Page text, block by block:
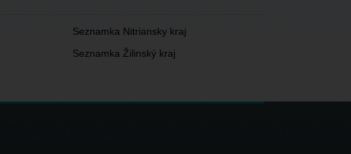
Seznamka Nitriansky kraj
Seznamka Žilinský kraj